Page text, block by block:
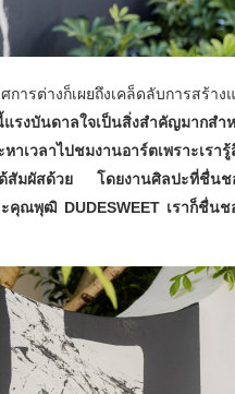
ศการต่างก็เผยถึงเคล็ดลับกา
รงบันดาลใจเป็นสิ่งสำคัญมากสำ
หาเวลาไปชมงานอาร์ตเพราะเ
สัมผัสด้วย โดยงานศิลปะที่ชื่นช
ะคุณพุฒิ DUDESWEET เราก็ชื่น